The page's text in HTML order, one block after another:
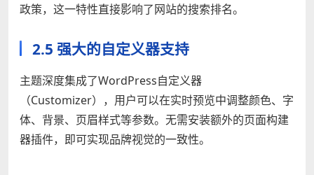
政策，这一特性直接影响了网站的搜索排名。
2.5 强大的自定义器支持
主题深度集成了WordPress自定义器
（Customizer），用户可以在实时预览中调整颜色、字
体、背景、页眉样式等参数。无需安装额外的页面构建
器插件，即可实现品牌视觉的一致性。